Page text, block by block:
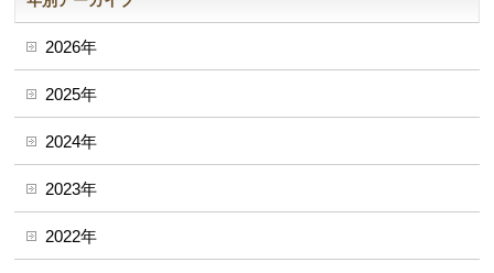
2026年
2025年
2024年
2023年
2022年